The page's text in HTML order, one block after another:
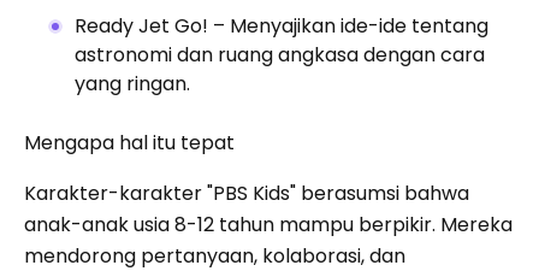
Ready Jet Go! – Menyajikan ide-ide tentang
astronomi dan ruang angkasa dengan cara
yang ringan.
Mengapa hal itu tepat
Karakter-karakter "PBS Kids" berasumsi bahwa
anak-anak usia 8-12 tahun mampu berpikir. Mereka
mendorong pertanyaan, kolaborasi, dan